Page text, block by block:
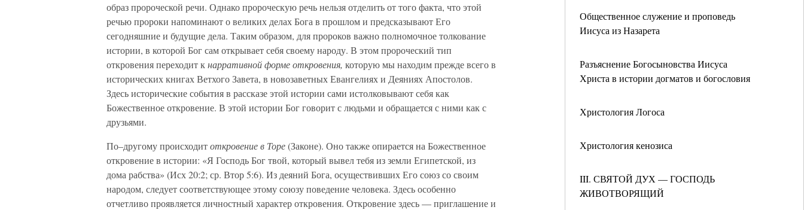
Общественное служение и проповедь
Иисуса из Назарета
Разъяснение Богосыновства Иисуса
Христа в истории догматов и богословия
Христология Логоса
Христология кенозиса
III. СВЯТОЙ ДУХ — ГОСПОДЬ
ЖИВОТВОРЯЩИЙ
образ пророческой речи. Однако пророческую речь нельзя отделить от того факта, что этой
речью пророки напоминают о великих делах Бога в прошлом и предсказывают Его
сегодняшние и будущие дела. Таким образом, для пророков важно полномочное толкование
истории, в которой Бог сам открывает себя своему народу. В этом пророческий тип
откровения переходит кнарративной форме откровения, которую мы находим прежде всего в
исторических книгах Ветхого Завета, в новозаветных Евангелиях и Деяниях Апостолов.
Здесь исторические события в рассказе этой истории сами истолковывают себя как
Божественное откровение. В этой истории Бог говорит с людьми и обращается с ними как с
друзьями.
По–другому происходитоткровение в Торе(Законе). Оно также опирается на Божественное
откровение в истории: «Я Господь Бог твой, который вывел тебя из земли Египетской, из
дома рабства» (Исх 20:2; ср. Втор 5:6). Из деяний Бога, осуществивших Его союз со своим
народом, следует соответствующее этому союзу поведение человека. Здесь особенно
отчетливо проявляется личностный характер откровения. Откровение здесь — приглашение и